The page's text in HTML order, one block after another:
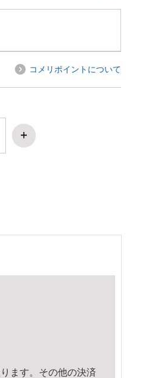
コメリポイントについて
ます。その他の決済